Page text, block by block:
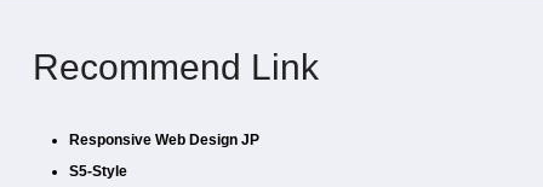
Recommend Link
Responsive Web Design JP
S5-Style